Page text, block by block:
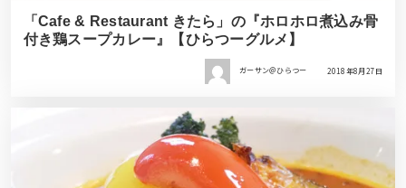
「Cafe & Restaurant きたら」の『ホロホロ煮込み骨
付き鶏スープカレー』【ひらつーグルメ】
ガーサン＠ひらつー 2018年8月27日